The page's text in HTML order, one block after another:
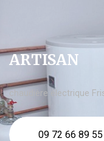
ARTISAN
chaudière électrique
09 72 66 89 55